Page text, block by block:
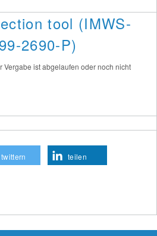
tool (IMWS-
2690-P)
Vergabe ist abgelaufen oder noch nicht
twittern teilen